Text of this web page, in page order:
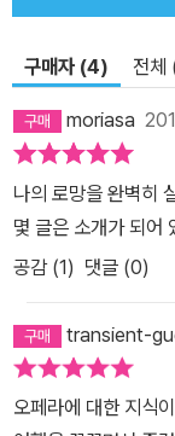
모와 수준에서 모두
수 있는 축제로, 최근
술 감독을 맡아 색다
승 전쟁에서 현대의
연, 이스라엘과 바빌
한 《나부코》 공연은
0년 역사를 자랑하
대 연출에서 세계 정
유명하다. 규모와 수
상프로방스 페스티
구매자 (4) 전체
moriasa
나의 로망을 완벽히
몇 글은 소개가 되어
공감 (1) 댓글 (0)
transient-
오페라에 대한 지식